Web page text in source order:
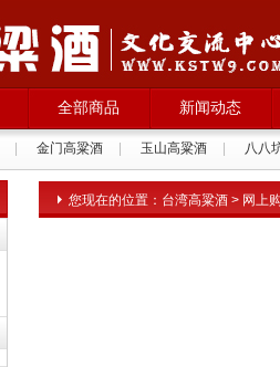
全部商品 新闻动态
金门高粱酒 玉山高粱酒
八八
拉纳葡萄酒
|
您现在的位置： 台湾高粱酒 > 网上